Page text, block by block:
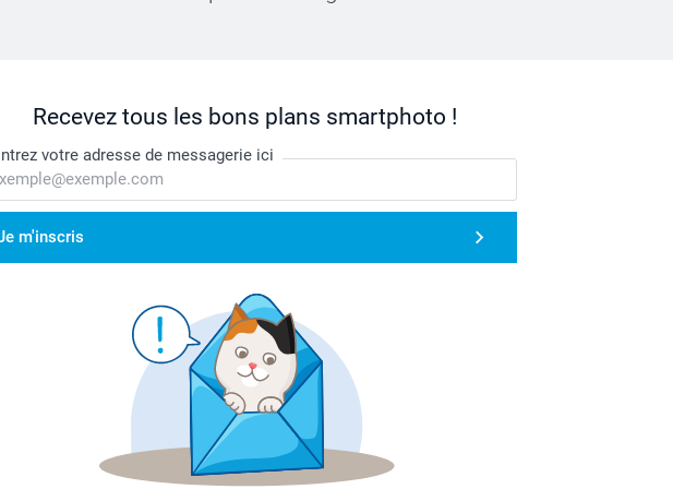
Recevez tous les bons plans smartphoto !
votre adresse de messagerie ici
m'inscris